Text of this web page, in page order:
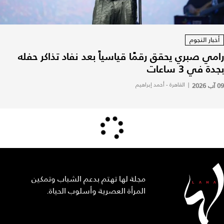
أخبار النجوم
رامي صبري يحقق رقمًا قياسياً بعد نفاد تذاكر حفله
بجدة في 3 ساعات
09 آب 2026 | القاهرة - أحمد إبراهيم
مجلة لها تهتم بدعم الشباب وتمكين
المرأة العصرية وأسلوب الحياة.